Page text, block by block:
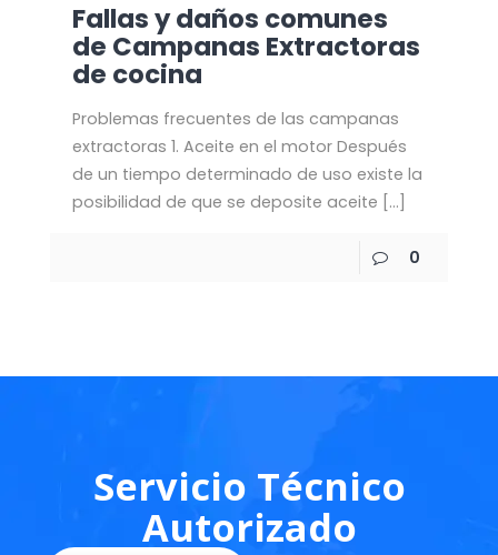
Fallas y daños comunes
de Campanas Extractoras
de cocina
Problemas frecuentes de las campanas
extractoras 1. Aceite en el motor Después
de un tiempo determinado de uso existe la
posibilidad de que se deposite aceite […]
0
Servicio Técnico
Autorizado